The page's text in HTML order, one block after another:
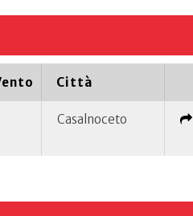
Città
Casalnoceto